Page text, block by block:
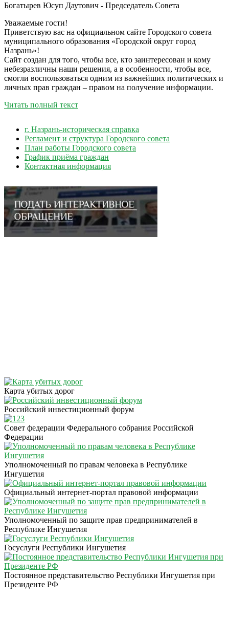
Богатырев Юсуп Даутович - Председатель Совета
Уважаемые гости!
Приветствую вас на официальном сайте Городского совета
муниципального образования «Городской округ город
Назрань»!
Сайт создан для того, чтобы все, кто заинтересован и кому
небезразличны наши решения, а в особенности, чтобы все,
смогли воспользоваться одним из важнейших политических и
личных прав граждан – правом на получение информации.
Читать полный текст
г. Назрань-историческая справка
Регламент и структура Городского совета
План работы Городского совета
График приёма граждан
Контактная информация
Карта убитых дорог
Российский инвестиционный форум
Совет федерации Федерального собрания Российской
Федерации
Уполномоченный по правам человека в Республике
Ингушетия
Официальный интернет-портал правовой информации
Уполномоченный по защите прав предпринимателей в
Республике Ингушетия
Госуслуги Республики Ингушетия
Постоянное представительство Республики Ингушетия при
Президенте РФ